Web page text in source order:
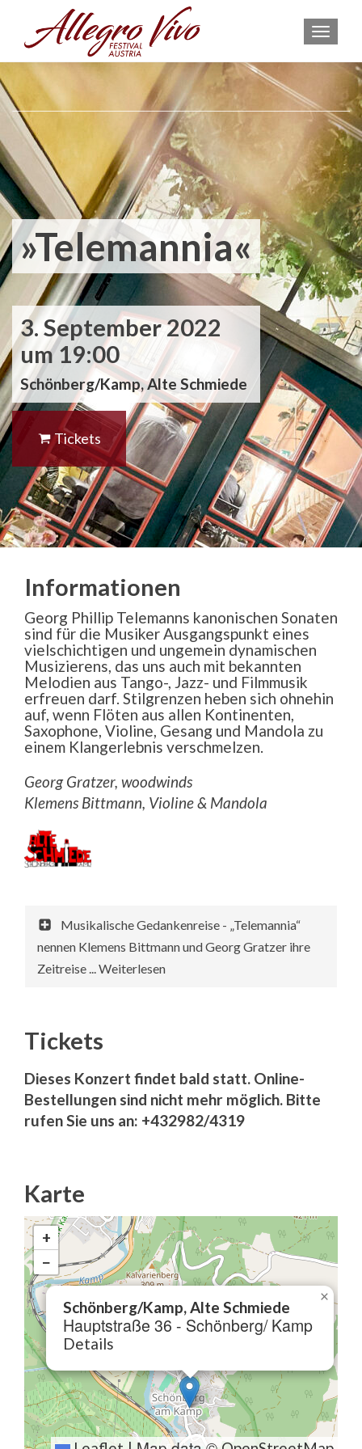
»Telemannia«
3. September 2022
um 19:00
Schönberg/Kamp, Alte Schmiede
Tickets
Informationen
Georg Phillip Telemanns kanonischen Sonaten
sind für die Musiker Ausgangspunkt eines
vielschichtigen und ungemein dynamischen
Musizierens, das uns auch mit bekannten
Melodien aus Tango-, Jazz- und Filmmusik
erfreuen darf. Stilgrenzen heben sich ohnehin
auf, wenn Flöten aus allen Kontinenten,
Saxophone, Violine, Gesang und Mandola zu
einem Klangerlebnis verschmelzen.
Georg Gratzer, woodwinds
Klemens Bittmann, Violine & Mandola
Musikalische Gedankenreise - „Telemannia“
nennen Klemens Bittmann und Georg Gratzer ihre
Zeitreise ... Weiterlesen
Tickets
Dieses Konzert findet bald statt. Online-
Bestellungen sind nicht mehr möglich. Bitte
rufen Sie uns an: +432982/4319
Karte
Schönberg/Kamp, Alte Schmiede
Hauptstraße 36 - Schönberg/ Kamp
Details
×
+
−